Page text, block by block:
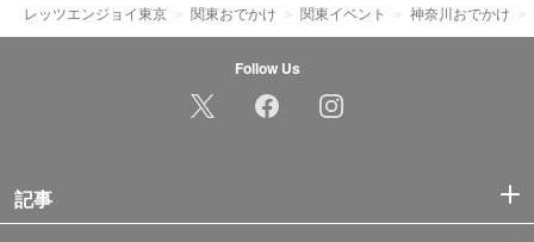
レッツエンジョイ東京 関東おでかけ 関東イベント 神奈川おでかけ
Follow Us
記事